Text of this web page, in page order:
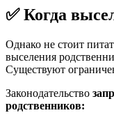
✅Когда
Однако не стоит
выселения
Существуют
Законодательство
родственников: